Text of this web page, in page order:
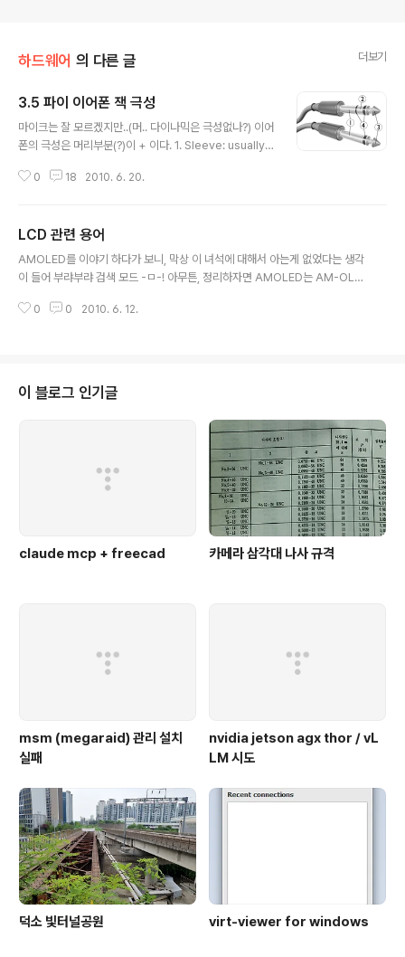
하드웨어 의 다른 글 더보기
3.5 파이 이어폰 잭 극성
마이크는 잘 모르겠지만..(머.. 다이나믹은 극성없나?) 이어
폰의 극성은 머리부분(?)이 + 이다. 1. Sleeve: usually g
nals, negative phase for balanced mono signal
signals, positive phase for balanced mono sign
als, signal line for unbalanced mono signals 4. In
sulating rings [링크 : http://en.wikipedia..
0 18 2010. 6. 20.
LCD 관련 용어
AMOLED를 이야기 하다가 보니, 막상 이 녀석에 대해서 아는게 없었다는 생각
이 들어 부랴부랴 검색 모드 -ㅁ-! 아무튼, 정리하자면 AMOLED는 AM-OLE
이용한 LED로 백라이트가 없이 소자 자체가 발광하는것이 특징 [유기 EL 디스
변경한다. 결론은 Active / Passive는 소자 제어에 대한 방법론이지 백라이트
나 소자의 작동 방식..
0 0 2010. 6. 12.
이 블로그 인기글
claude mcp + freecad 카메라 삼각대 나사 규격
msm (megaraid) 관리 설치
실패
nvidia jetson agx thor / vL
LM 시도
덕소 빛터널공원 virt-viewer for windows